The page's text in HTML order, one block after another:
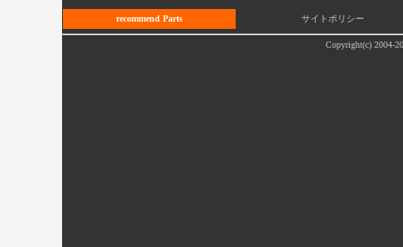
recommend Parts サイトポリシー
Copyright(c) 2004-